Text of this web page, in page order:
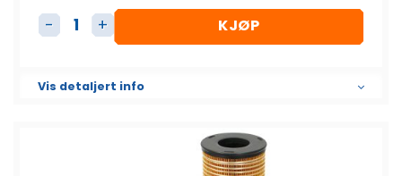
Dieselfilter Element SK3087 antall
KJØP
Vis detaljert info